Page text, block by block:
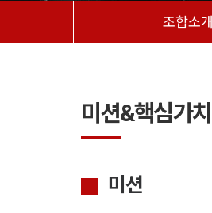
조합소개
미션&핵심가치
미션